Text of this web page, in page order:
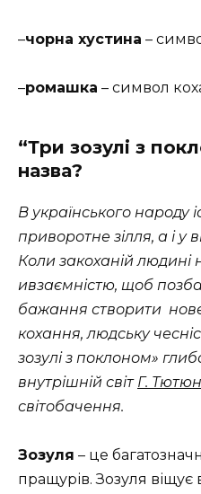
–чорна хустина –
–ромашка – символ
“Три зозулі з
назва?
В українського народу
приворотне зілля, а і у
Коли закоханій людині
ивзаємністю, щоб
бажання створити
кохання, людську
зозулі з поклоном»
внутрішній світ Г.
світобачення.
Зозуля – це
пращурів. Зозуля віщує